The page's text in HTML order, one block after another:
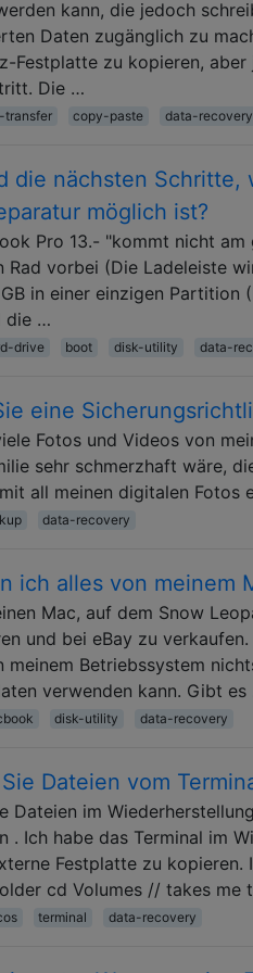
kann, die jedoch
Daten zugänglich zu
Festplatte zu kopieren,
Die …
transfer copy-paste data-recovery
die nächsten
möglich ist?
Pro 13.- "kommt nicht
Rad vorbei (Die Ladeleiste
in einer einzigen
die …
drive boot disk-utility data-
eine
Fotos und Videos von
sehr schmerzhaft wäre,
all meinen digitalen
data-recovery
ich alles von meinem
Mac, auf dem Snow
und bei eBay zu
meinem Betriebssystem
verwenden kann. Gibt
disk-utility data-recovery
Dateien vom
Dateien im
. Ich habe das Terminal im
Festplatte zu
cd Volumes // takes me
terminal data-recovery